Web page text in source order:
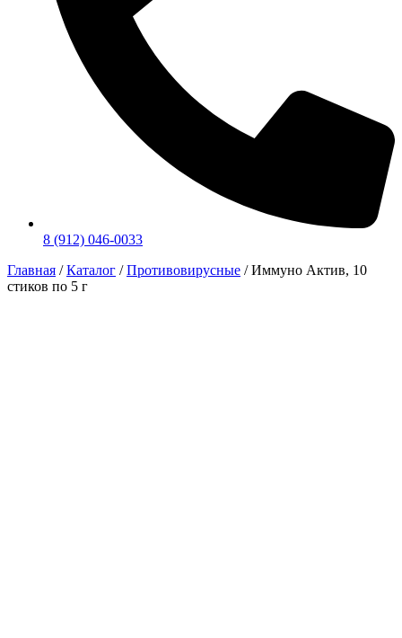
8 (912) 046-0033
Главная / Каталог / Противовирусные / Иммуно Актив, 10
стиков по 5 г